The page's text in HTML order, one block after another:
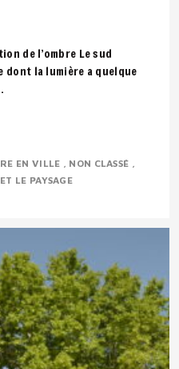
de l’ombre Le sud
la lumière a quelque
EN VILLE
NON CLASSÉ
LE PAYSAGE